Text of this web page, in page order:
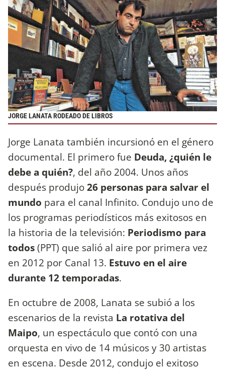
JORGE LANATA RODEADO DE LIBROS
Jorge Lanata también incursionó en el género
documental. El primero fue Deuda, ¿quién le
debe a quién?, del año 2004. Unos años
después produjo26 personas para salvar el
mundo para el canal Infinito. Condujo uno de
los programas periodísticos más exitosos en
la historia de la televisión: Periodismo para
todos(PPT) que salió al aire por primera vez
en 2012 por Canal 13. Estuvo en el aire
durante 12 temporadas.
En octubre de 2008, Lanata se subió a los
escenarios de la revista La rotativa del
Maipo, un espectáculo que contó con una
orquesta en vivo de 14 músicos y 30 artistas
en escena. Desde 2012, condujo el exitoso